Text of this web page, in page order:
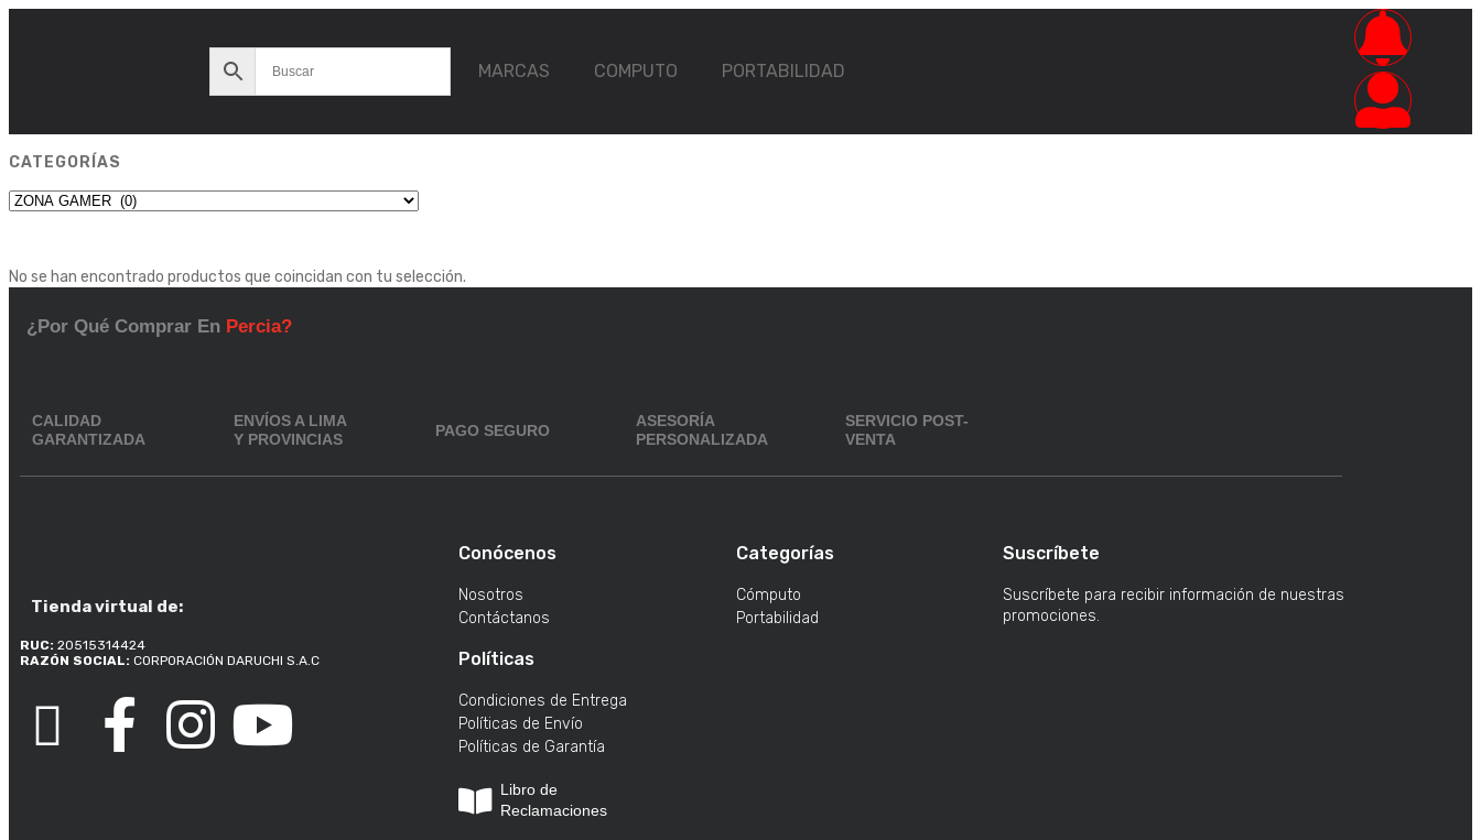
MARCAS COMPUTO PORTABILIDAD
CATEGORÍAS
No se han encontrado productos que coincidan con tu selección.
¿Por Qué Comprar En Percia?
CALIDAD
GARANTIZADA
ENVÍOS A LIMA
Y PROVINCIAS
PAGO SEGURO
ASESORÍA
PERSONALIZADA
SERVICIO POST-
VENTA
Tienda virtual de:
RUC: 20515314424
RAZÓN SOCIAL: CORPORACIÓN DARUCHI S.A.C
Conócenos
Nosotros
Contáctanos
Políticas
Condiciones de Entrega
Políticas de Envío
Políticas de Garantía
Libro de
Reclamaciones
Categorías
Cómputo
Portabilidad
Suscríbete
Suscríbete para recibir información de nuestras
promociones.